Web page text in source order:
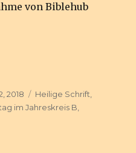
von Biblehub
2018 Kategorien
Heilige Schrift,
im Jahreskreis B